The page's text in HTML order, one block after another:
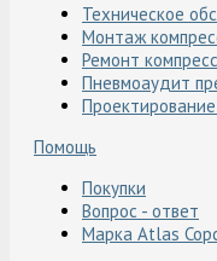
Техническое
Монтаж
Ремонт
Пневмоаудит
Помощь
Покупки
Вопрос - ответ
Марка Atlas